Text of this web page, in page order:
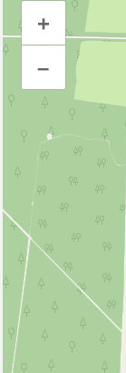
Банк
Бар (1)
Кафе
Парк,
+
–